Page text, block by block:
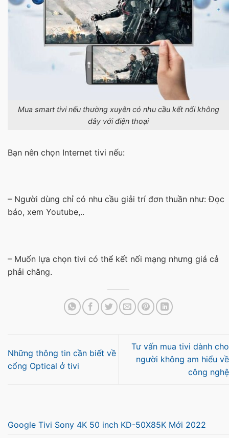
Mua smart tivi nếu thường xuyên có nhu cầu kết nối không
dây với điện thoại
Bạn nên chọn Internet tivi nếu:
– Người dùng chỉ có nhu cầu giải trí đơn thuần như: Đọc
báo, xem Youtube,..
– Muốn lựa chọn tivi có thể kết nối mạng nhưng giá cả
phải chăng.
Những thông tin cần biết về
cổng Optical ở tivi
Tư vấn mua tivi dành cho
người không am hiểu về
công nghệ
Google Tivi Sony 4K 50 inch KD-50X85K Mới 2022